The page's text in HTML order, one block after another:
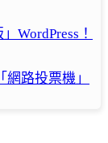
WordPress！
路投票機」